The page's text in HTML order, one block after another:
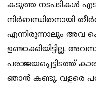
കടുത്ത നടപടികള്‍
നിര്‍ബന്ധിതനായി
എന്നിരുന്നാലും അവ
ഉണ്ടാക്കിയിട്ടില്ല.
പരാജയപ്പെട്ടിടത്ത്
ഞാന്‍ കണ്ടു. വളരെ